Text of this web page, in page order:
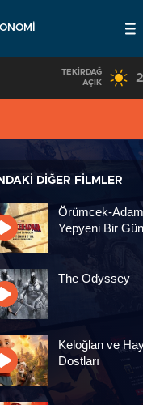
KADINLAR KARAR
TEKIRDAĞ
AÇIK
DIĞER FILMLER
Örümcek-
Yepyeni Bir Gün
The Odyssey
Keloğlan ve
Dostları